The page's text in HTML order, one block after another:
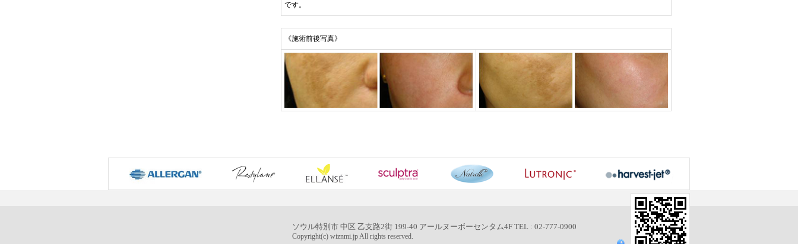
です。
《施術前後写真》
ソウル特別市 中区 乙支路2街 199-40 アールヌーボーセンタム4F TEL : 02-777-0900
Copyright(c) wiznmi.jp All rights reserved.